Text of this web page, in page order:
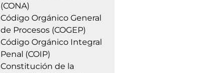
(CONA)
Código Orgánico General
de Procesos (COGEP)
Código Orgánico Integral
Penal (COIP)
Constitución de la